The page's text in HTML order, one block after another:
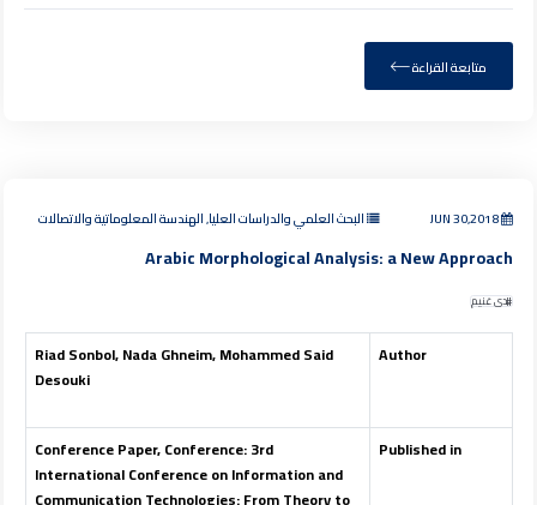
متابعة القراءة
JUN 30,2018 البحث العلمي والدراسات العليا, الهندسة المعلوماتية والاتصالات
Arabic Morphological Analysis: a New Approach
ندى غنيم
Author
Riad Sonbol, Nada Ghneim, Mohammed Said
Desouki
Published in
Conference Paper, Conference: 3rd
International Conference on Information and
Communication Technologies: From Theory to